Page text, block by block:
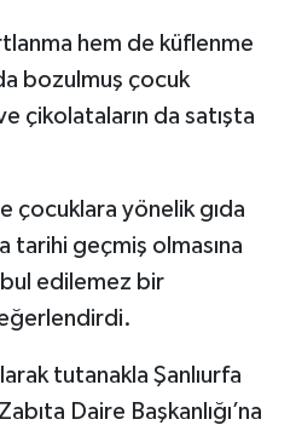
hem de küflenme
bozulmuş çocuk
çikolataların da satışta
çocuklara yönelik gıda
tarihi geçmiş olmasına
edilemez bir
tutanakla Şanlıurfa
Daire Başkanlığı’na